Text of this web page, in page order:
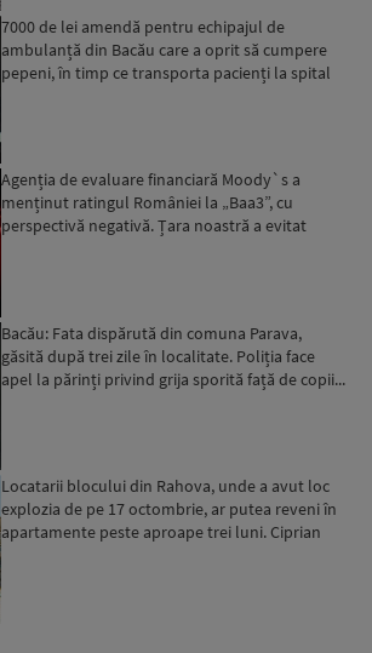
7000 de lei amendă pentru echipajul de
ambulanță din Bacău care a oprit să cumpere
pepeni, în timp ce transporta pacienți la spital
Agenția de evaluare financiară Moody`s a
menținut ratingul României la „Baa3”, cu
perspectivă negativă. Țara noastră a evitat
Bacău: Fata dispărută din comuna Parava,
găsită după trei zile în localitate. Poliția face
apel la părinți privind grija sporită față de copii...
Locatarii blocului din Rahova, unde a avut loc
explozia de pe 17 octombrie, ar putea reveni în
apartamente peste aproape trei luni. Ciprian